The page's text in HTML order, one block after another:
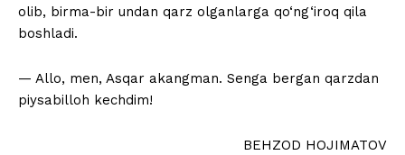
olib, birma-bir undan qarz olganlarga qo‘ng‘iroq qila
boshladi.
— Allo, men, Asqar akangman. Senga bergan qarzdan
piysabilloh kechdim!
BEHZOD HOJIMATOV